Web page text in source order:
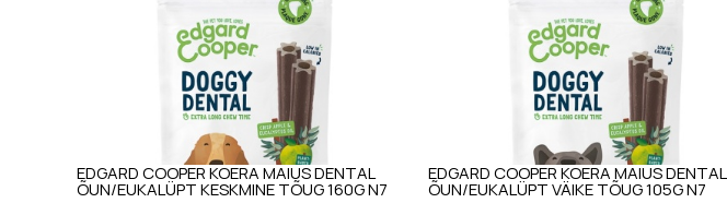
EDGARD COOPER KOERA MAIUS DENTAL
ÕUN/EUKALÜPT KESKMINE TÕUG 160G N7
EDGARD COOPER KOERA MAIUS DENTAL
ÕUN/EUKALÜPT VÄIKE TÕUG 105G N7